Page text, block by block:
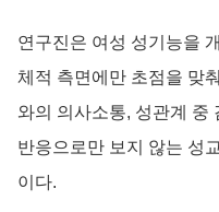
연구진은 여성 성기능을
체적 측면에만 초점을 맞
와의 의사소통, 성관계 중
반응으로만 보지 않는 성
이다.